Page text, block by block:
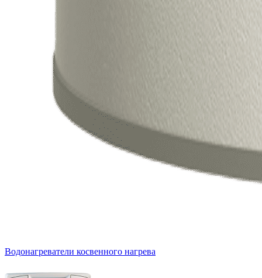
Водонагреватели косвенного нагрева